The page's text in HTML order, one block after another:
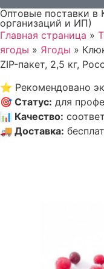
Оптовые поставки в
организаций и ИП)
Главная страница »
ягоды » Ягоды »
ZIP-пакет, 2,5 кг,
⭐ Рекомендовано
🎯 Статус: для
📊 Качество:
🚚 Доставка: